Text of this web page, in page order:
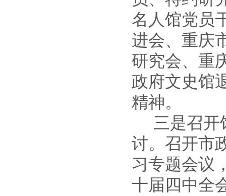
名人馆党员
进会、重庆
研究会、重
政府文史馆
精神。
三是召开
讨。 召开市
习专题会议
十届四中全